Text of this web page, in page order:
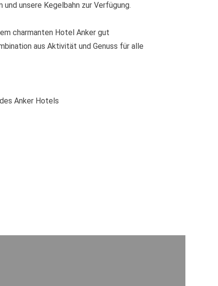
unsere Kegelbahn zur Verfügung.
charmanten Hotel Anker gut
aus Aktivität und Genuss für alle
Anker Hotels